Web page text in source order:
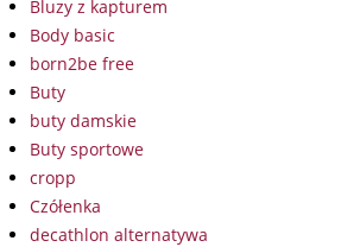
Bluzy z kapturem
Body basic
born2be free
Buty
buty damskie
Buty sportowe
cropp
Czółenka
decathlon alternatywa